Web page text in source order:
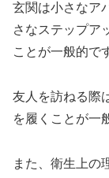
玄関は小さなア
さなステップア
ことが一般的で
友人を訪ねる際
を履くことが一
また、衛生上の